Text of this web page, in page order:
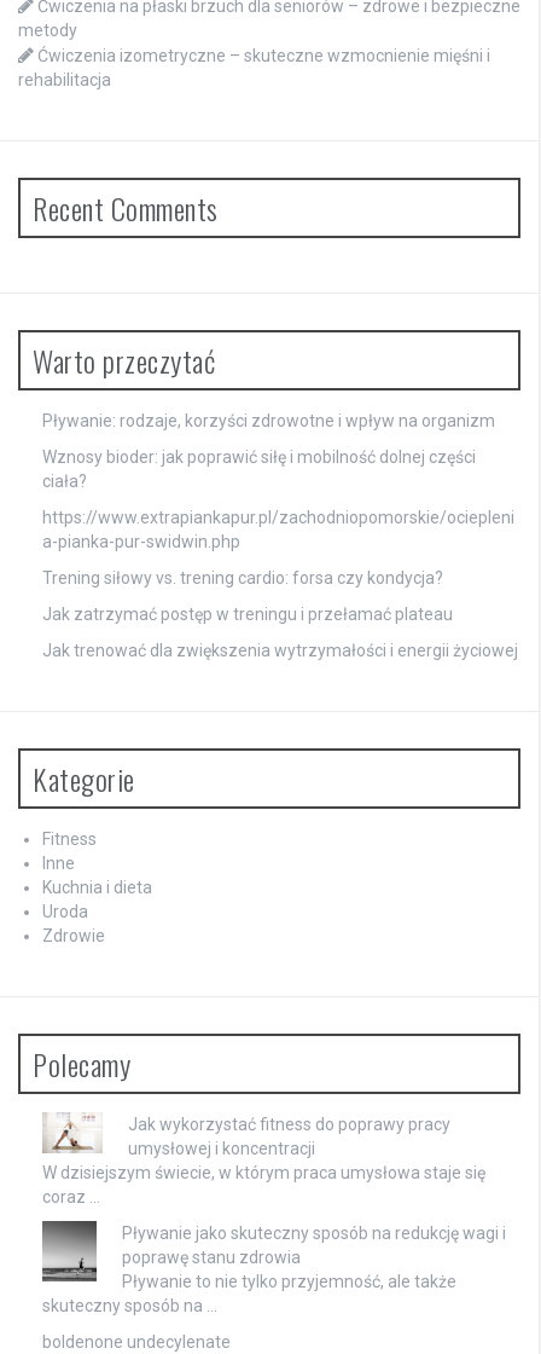
Ćwiczenia na płaski brzuch dla seniorów – zdrowe i bezpieczne
metody
Ćwiczenia izometryczne – skuteczne wzmocnienie mięśni i
rehabilitacja
Recent Comments
Warto przeczytać
Pływanie: rodzaje, korzyści zdrowotne i wpływ na organizm
Wznosy bioder: jak poprawić siłę i mobilność dolnej części
ciała?
https://www.extrapiankapur.pl/zachodniopomorskie/ociepleni
a-pianka-pur-swidwin.php
Trening siłowy vs. trening cardio: forsa czy kondycja?
Jak zatrzymać postęp w treningu i przełamać plateau
Jak trenować dla zwiększenia wytrzymałości i energii życiowej
Kategorie
Fitness
Inne
Kuchnia i dieta
Uroda
Zdrowie
Polecamy
Jak wykorzystać fitness do poprawy pracy
umysłowej i koncentracji
W dzisiejszym świecie, w którym praca umysłowa staje się
coraz …
Pływanie jako skuteczny sposób na redukcję wagi i
poprawę stanu zdrowia
Pływanie to nie tylko przyjemność, ale także
skuteczny sposób na …
boldenone undecylenate